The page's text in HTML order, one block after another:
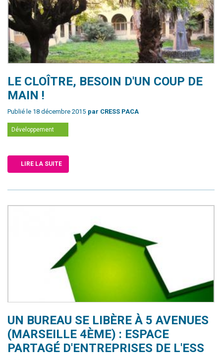
LE CLOÎTRE, BESOIN D'UN COUP DE
MAIN !
Publié le 18 décembre 2015 par CRESS PACA
Développement
LIRE LA SUITE
UN BUREAU SE LIBÈRE À 5 AVENUES
(MARSEILLE 4ÈME) : ESPACE
PARTAGÉ D'ENTREPRISES DE L'ESS